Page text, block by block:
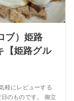
ブ）姫路
【姫路グル
軽にレビューする
のものです。 御立